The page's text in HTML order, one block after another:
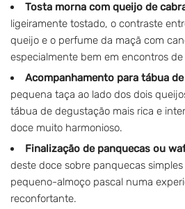
Tosta morna com queijo de
ligeiramente tostado, o contraste
queijo e o perfume da maçã com
especialmente bem em encontros de
Acompanhamento para tábua
pequena taça ao lado dos dois
tábua de degustação mais rica e
doce muito harmonioso.
Finalização de panquecas ou
deste doce sobre panquecas
pequeno-almoço pascal numa
reconfortante.